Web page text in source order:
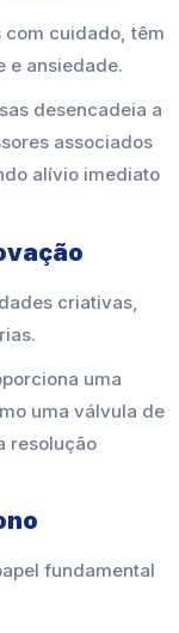
cuidado, têm
e ansiedade.
desencadeia a
associados
alívio imediato
criativas,
uma
uma válvula de
resolução
fundamental